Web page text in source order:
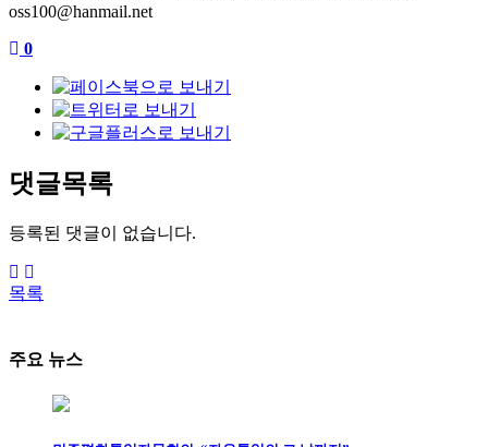
oss100@hanmail.net
0
댓글목록
등록된 댓글이 없습니다.
목록
주요 뉴스